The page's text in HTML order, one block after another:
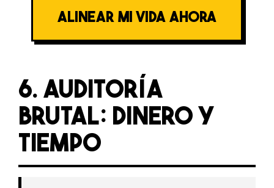
ALINEAR MI VIDA AHORA
6. AUDITORÍA
BRUTAL: DINERO Y
TIEMPO